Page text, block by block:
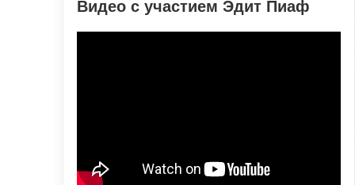
Видео с участием Эдит Пиаф